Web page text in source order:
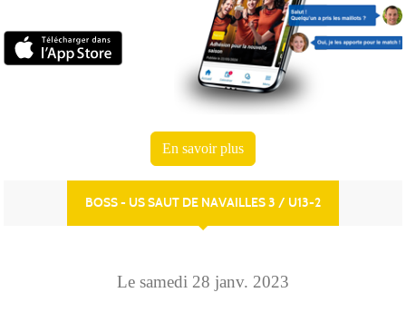
BOSS - US SAUT DE NAVAILLES 3 / U13-2
Le samedi 28 janv. 2023
En savoir plus